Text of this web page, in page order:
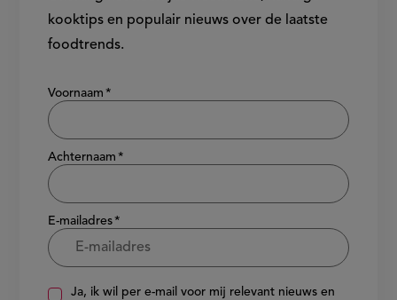
kooktips en populair nieuws over de laatste
foodtrends.
Show/hide
Voornaam
Achternaam
E-mailadres
Ja, ik wil per e-mail voor mij relevant nieuws en